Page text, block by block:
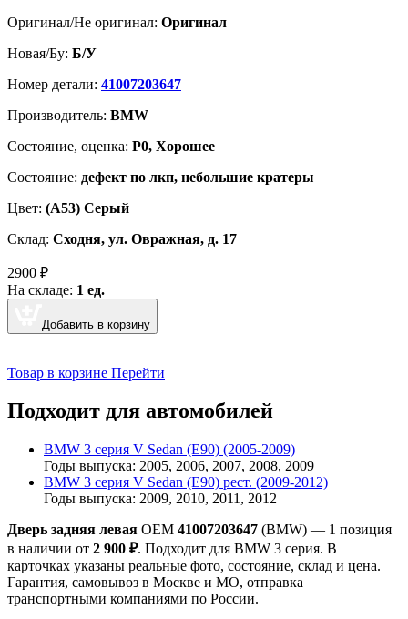
Оригинал/Не оригинал: Оригинал
Новая/Бу: Б/У
Номер детали: 41007203647
Производитель: BMW
Cостояние, оценка: Р0, Хорошее
Состояние: дефект по лкп, небольшие кратеры
Цвет: (A53) Серый
Склад: Сходня, ул. Овражная, д. 17
2900 ₽
На складе: 1 ед.
Добавить в корзину
Товар в корзине Перейти
Подходит для автомобилей
BMW 3 серия V Sedan (Е90) (2005-2009)
Годы выпуска: 2005, 2006, 2007, 2008, 2009
BMW 3 серия V Sedan (Е90) рест. (2009-2012)
Годы выпуска: 2009, 2010, 2011, 2012
Дверь задняя левая OEM 41007203647 (BMW) — 1 позиция
в наличии от 2 900 ₽. Подходит для BMW 3 серия. В
карточках указаны реальные фото, состояние, склад и цена.
Гарантия, самовывоз в Москве и МО, отправка
транспортными компаниями по России.